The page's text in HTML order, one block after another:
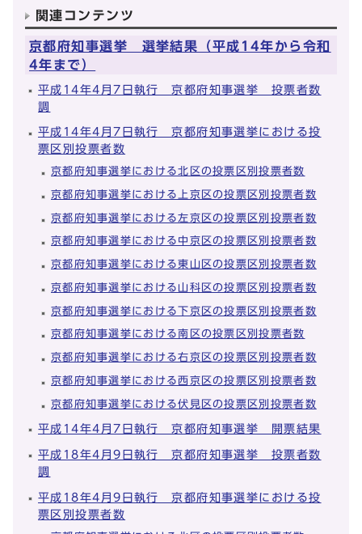
関連コンテンツ
京都府知事選挙 選挙結果（平成14年から令和
4年まで）
平成14年4月7日執行 京都府知事選挙 投票者数
調
平成14年4月7日執行 京都府知事選挙における投
票区別投票者数
京都府知事選挙における北区の投票区別投票者数
京都府知事選挙における上京区の投票区別投票者数
京都府知事選挙における左京区の投票区別投票者数
京都府知事選挙における中京区の投票区別投票者数
京都府知事選挙における東山区の投票区別投票者数
京都府知事選挙における山科区の投票区別投票者数
京都府知事選挙における下京区の投票区別投票者数
京都府知事選挙における南区の投票区別投票者数
京都府知事選挙における右京区の投票区別投票者数
京都府知事選挙における西京区の投票区別投票者数
京都府知事選挙における伏見区の投票区別投票者数
平成14年4月7日執行 京都府知事選挙 開票結果
平成18年4月9日執行 京都府知事選挙 投票者数
調
平成18年4月9日執行 京都府知事選挙における投
票区別投票者数